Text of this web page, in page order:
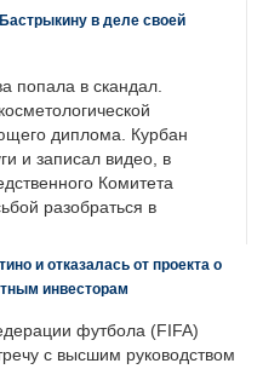
в деле своей
попала в скандал.
диплома. Курбан
и записал видео, в
Комитета
разобраться в
и отказалась от проекта о
инвесторам
футбола (FIFA)
с высшим руководством